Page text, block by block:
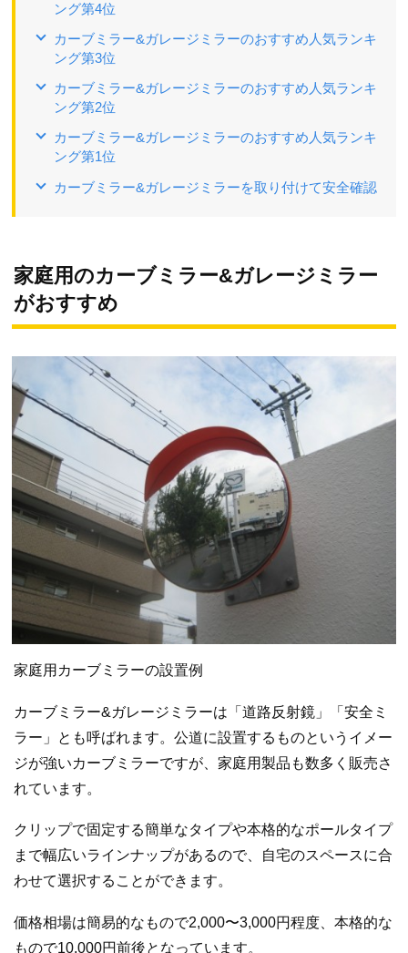
ング第4位
カーブミラー&ガレージミラーのおすすめ人気ランキ
ング第3位
カーブミラー&ガレージミラーのおすすめ人気ランキ
ング第2位
カーブミラー&ガレージミラーのおすすめ人気ランキ
ング第1位
カーブミラー&ガレージミラーを取り付けて安全確認
家庭用のカーブミラー&ガレージミラー
がおすすめ
家庭用カーブミラーの設置例
カーブミラー&ガレージミラーは「道路反射鏡」「安全ミ
ラー」とも呼ばれます。公道に設置するものというイメー
ジが強いカーブミラーですが、家庭用製品も数多く販売さ
れています。
クリップで固定する簡単なタイプや本格的なポールタイプ
まで幅広いラインナップがあるので、自宅のスペースに合
わせて選択することができます。
価格相場は簡易的なもので2,000〜3,000円程度、本格的な
もので10,000円前後となっています。